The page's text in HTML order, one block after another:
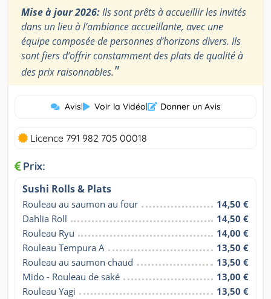
Mise à jour 2026:Ils sont prêts à accueillir les invités
dans un lieu à l’ambiance accueillante, avec une
équipe composée de personnes d’horizons divers. Ils
sont fiers d’offrir constamment des plats de qualité à
des prix raisonnables."
Avis| Voir la Vidéo| Donner un Avis
Licence 791 982 705 00018
Prix:
Sushi Rolls & Plats
Rouleau au saumon au four
14,50 €
Dahlia Roll
14,50 €
Rouleau Ryu
14,00 €
Rouleau Tempura A
13,50 €
Rouleau au saumon chaud
13,50 €
Mido - Rouleau de saké
13,00 €
Rouleau Yagi
13,50 €